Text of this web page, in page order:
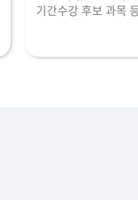
기간수강 후보 과목